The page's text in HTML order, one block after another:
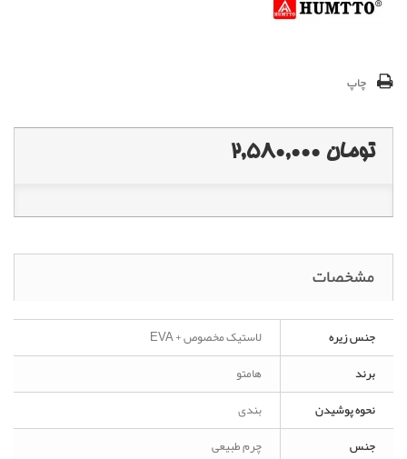
چاپ
تومان 2,580,000
مشخصات
جنس زیره
لاستیک مخصوص + EVA
برند
هامتو
نحوه پوشیدن
بندی
جنس
چرم طبیعی